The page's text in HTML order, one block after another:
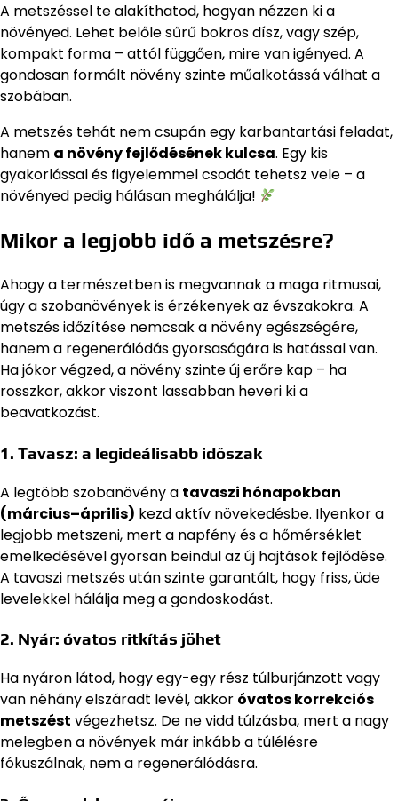
A metszéssel te alakíthatod, hogyan nézzen ki a
növényed. Lehet belőle sűrű bokros dísz, vagy szép,
kompakt forma – attól függően, mire van igényed. A
gondosan formált növény szinte műalkotássá válhat a
szobában.
A metszés tehát nem csupán egy karbantartási feladat,
hanem a növény fejlődésének kulcsa. Egy kis
gyakorlással és figyelemmel csodát tehetsz vele – a
növényed pedig hálásan meghálálja!
Mikor a legjobb idő a metszésre?
Ahogy a természetben is megvannak a maga ritmusai,
úgy a szobanövények is érzékenyek az évszakokra. A
metszés időzítése nemcsak a növény egészségére,
hanem a regenerálódás gyorsaságára is hatással van.
Ha jókor végzed, a növény szinte új erőre kap – ha
rosszkor, akkor viszont lassabban heveri ki a
beavatkozást.
1. Tavasz: a legideálisabb időszak
A legtöbb szobanövény a tavaszi hónapokban
(március–április) kezd aktív növekedésbe. Ilyenkor a
legjobb metszeni, mert a napfény és a hőmérséklet
emelkedésével gyorsan beindul az új hajtások fejlődése.
A tavaszi metszés után szinte garantált, hogy friss, üde
levelekkel hálálja meg a gondoskodást.
2. Nyár: óvatos ritkítás jöhet
Ha nyáron látod, hogy egy-egy rész túlburjánzott vagy
van néhány elszáradt levél, akkor óvatos korrekciós
metszést végezhetsz. De ne vidd túlzásba, mert a nagy
melegben a növények már inkább a túlélésre
fókuszálnak, nem a regenerálódásra.